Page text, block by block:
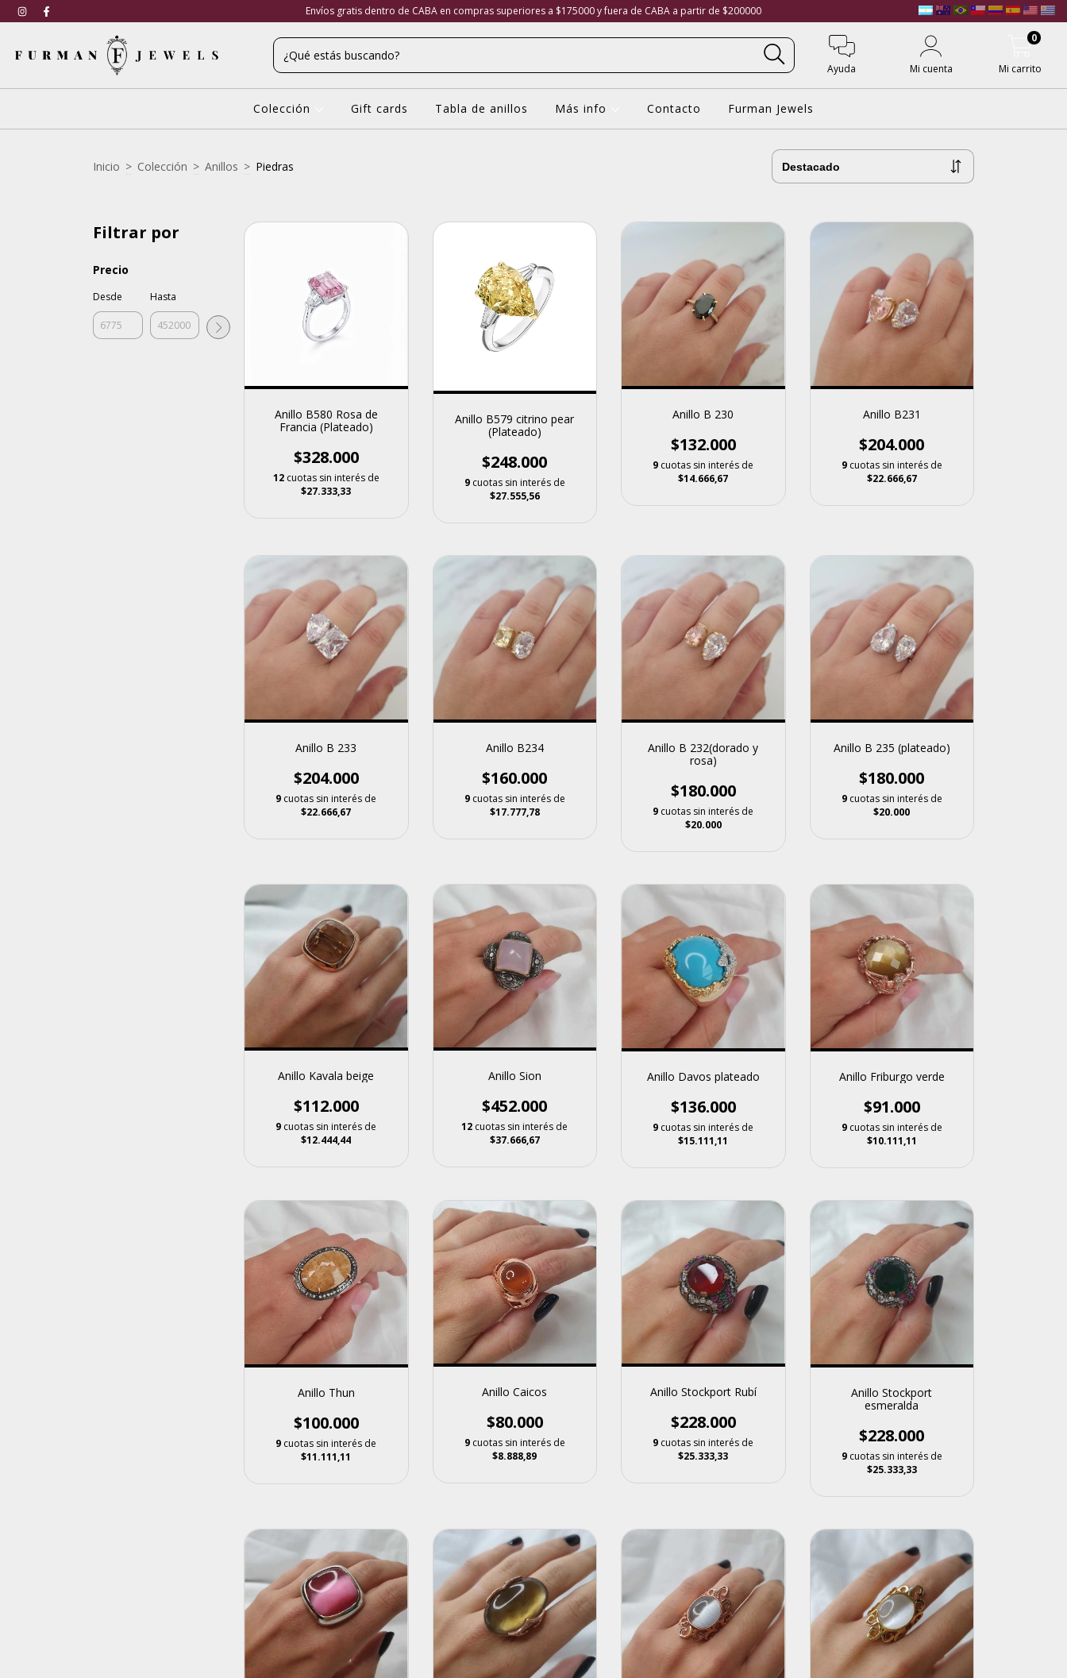
Envíos gratis dentro de CABA en compras superiores a $175000 y fuera de CABA a partir de $200000
Ayuda Mi cuenta Mi carrito
0
Colección Gift cards Tabla de anillos Más info Contacto Furman Jewels
Inicio > Colección > Anillos > Piedras
Filtrar por
Precio
Desde Hasta
Anillo B580 Rosa de
Francia (Plateado)
$328.000
12 cuotas sin interés de
$27.333,33
Anillo B579 citrino pear
(Plateado)
$248.000
9 cuotas sin interés de
$27.555,56
Anillo B 230
$132.000
9 cuotas sin interés de
$14.666,67
Anillo B231
$204.000
9 cuotas sin interés de
$22.666,67
Anillo B 233
$204.000
9 cuotas sin interés de
$22.666,67
Anillo B234
$160.000
9 cuotas sin interés de
$17.777,78
Anillo B 232(dorado y
rosa)
$180.000
9 cuotas sin interés de
$20.000
Anillo B 235 (plateado)
$180.000
9 cuotas sin interés de
$20.000
Anillo Kavala beige
$112.000
9 cuotas sin interés de
$12.444,44
Anillo Sion
$452.000
12 cuotas sin interés de
$37.666,67
Anillo Davos plateado
$136.000
9 cuotas sin interés de
$15.111,11
Anillo Friburgo verde
$91.000
9 cuotas sin interés de
$10.111,11
Anillo Thun
$100.000
9 cuotas sin interés de
$11.111,11
Anillo Caicos
$80.000
9 cuotas sin interés de
$8.888,89
Anillo Stockport Rubí
$228.000
9 cuotas sin interés de
$25.333,33
Anillo Stockport
esmeralda
$228.000
9 cuotas sin interés de
$25.333,33